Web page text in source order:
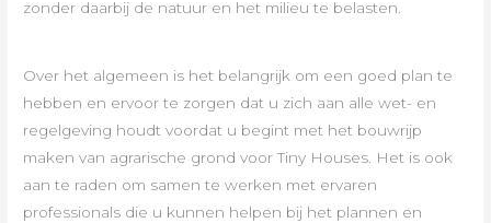
zonder daarbij de natuur en het milieu te belasten.
Over het algemeen is het belangrijk om een goed plan te
hebben en ervoor te zorgen dat u zich aan alle wet- en
regelgeving houdt voordat u begint met het bouwrijp
maken van agrarische grond voor Tiny Houses. Het is ook
aan te raden om samen te werken met ervaren
professionals die u kunnen helpen bij het plannen en